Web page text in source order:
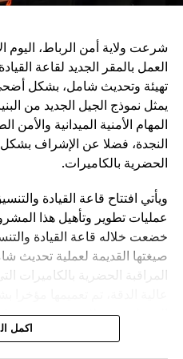
فقط تطوير القدرات التقنية،
متاحة بشكل عادل وآمن لجميع
وفي ظل المنافسة العالمية
الاصطناعي، تطرح الصين رؤية
جسراً للتعاون والتنمية، وليس
الذكاء الاصطناعي يجب أن يكون
والمسؤولية المشتركة من أجل
العمل بالمقر الجديد لقاعة
تهيئة وتحديث شامل، بشكل
يمثل نموذج الجيل الجديد من
المهام الأمنية الميدانية
النجدة، فضلا عن الإشراف
الحضرية بالكاميرات.
عمليات تطوير وتأهيل هذا
خضعت خلاله قاعة القيادة
صيغتها القديمة لعملية تحديث
القنيطرة، فضلا عن تحديث بنيتها
تدعيمها بمختلف أنظمة الاتصالاكمل